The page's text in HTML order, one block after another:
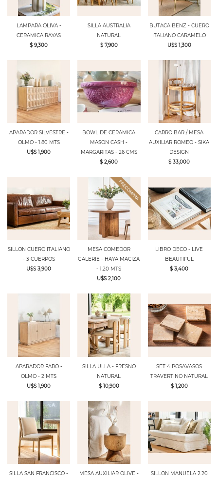
LAMPARA OLIVA -
CERAMICA RAYAS
$ 9,300
SILLA AUSTRALIA
NATURAL
$ 7,900
BUTACA BENZ - CUERO
ITALIANO CARAMELO
U$S 1,300
APARADOR SILVESTRE -
OLMO - 1.80 MTS
U$S 1,900
BOWL DE CERAMICA
MASON CASH -
MARGARITAS - 26 CMS
$ 2,600
CARRO BAR / MESA
AUXILIAR ROMEO - SIKA
DESIGN
$ 33,000
SILLON CUERO ITALIANO
- 3 CUERPOS
U$S 3,900
MESA COMEDOR
GALERIE - HAYA MACIZA
- 1.20 MTS
U$S 2,100
LIBRO DECO - LIVE
BEAUTIFUL
$ 3,400
APARADOR FARO -
OLMO - 2 MTS
U$S 1,900
SILLA ULLA - FRESNO
NATURAL
$ 10,900
SET 4 POSAVASOS
TRAVERTINO NATURAL
$ 1,200
SILLA SAN FRANCISCO -
MESA AUXILIAR OLIVE -
SILLON MANUELA 2.20